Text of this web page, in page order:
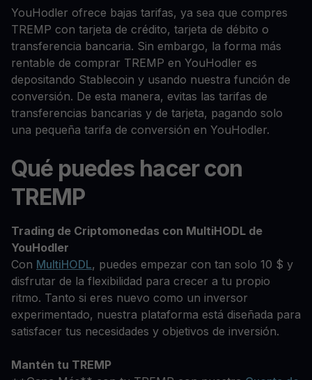
YouHodler ofrece bajas tarifas, ya sea que compres
TREMP con tarjeta de crédito, tarjeta de débito o
transferencia bancaria. Sin embargo, la forma más
rentable de comprar TREMP en YouHodler es
depositando Stablecoin y usando nuestra función de
conversión. De esta manera, evitas las tarifas de
transferencias bancarias y de tarjeta, pagando solo
una pequeña tarifa de conversión en YouHodler.
Qué puedes hacer con
TREMP
Trading de Criptomonedas con MultiHODL de
YouHodler
Con MultiHODL, puedes empezar con tan solo 10 $ y
disfrutar de la flexibilidad para crecer a tu propio
ritmo. Tanto si eres nuevo como un inversor
experimentado, nuestra plataforma está diseñada para
satisfacer tus necesidades y objetivos de inversión.
Mantén tu TREMP